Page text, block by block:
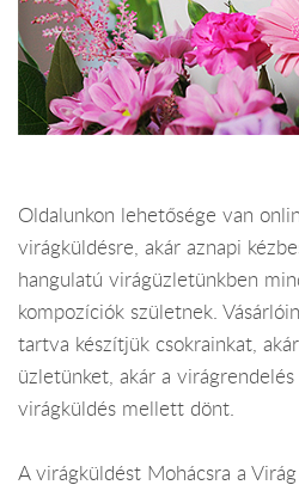
Oldalunkon lehetősége van
virágküldésre, akár aznapi
hangulatú virágüzletünkben
kompozíciók születnek.
tartva készítjük csokrainkat,
üzletünket, akár a
virágküldés mellett dönt.
A virágküldést Mohácsra a